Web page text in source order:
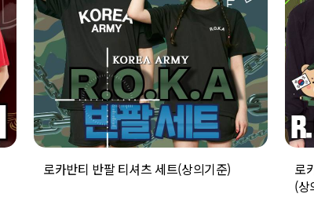
로카반티 반팔 티셔츠 세트(상의기준)
로
(상